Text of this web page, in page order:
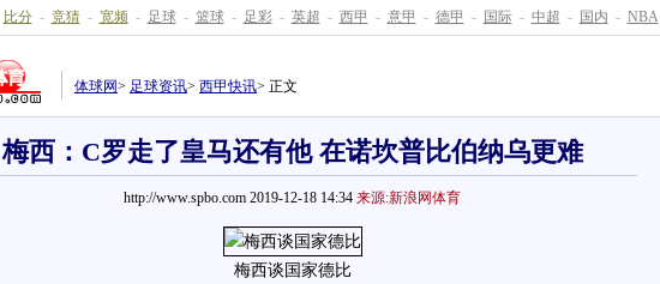
比分 - 竞猜 - 宽频 - 足球 - 篮球 - 足彩 - 英超 - 西甲 - 意甲 - 德甲 - 国际 - 中超 - 国内 - NBA
体球网> 足球资讯> 西甲快讯> 正文
梅西：C罗走了皇马还有他 在诺坎普比伯纳乌更难
http://www.spbo.com 2019-12-18 14:34 来源:新浪网体育
梅西谈国家德比